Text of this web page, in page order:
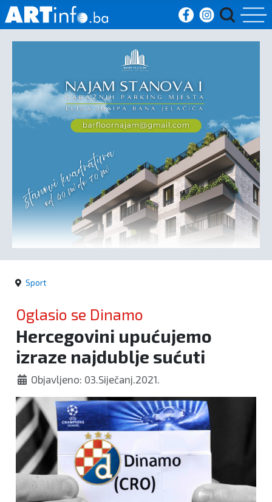
Vijesti
Sport
Crna
kronika
Politika
Sport
Oglasio se Dinamo
Hercegovini upućujemo
izraze najdublje sućuti
Objavljeno: 03.Siječanj.2021.